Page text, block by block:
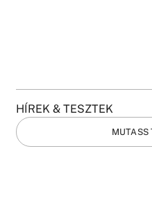
HÍREK & TESZTEK
MUTASS